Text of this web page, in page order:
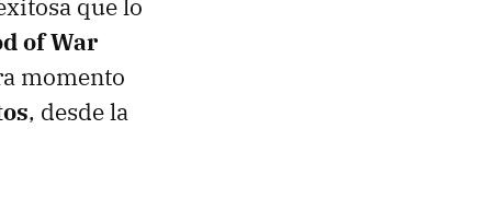
que lo
of War
momento
, desde la